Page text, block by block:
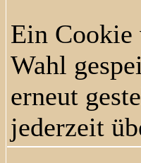
Ein Cookie
Wahl
erneut
jederzeit